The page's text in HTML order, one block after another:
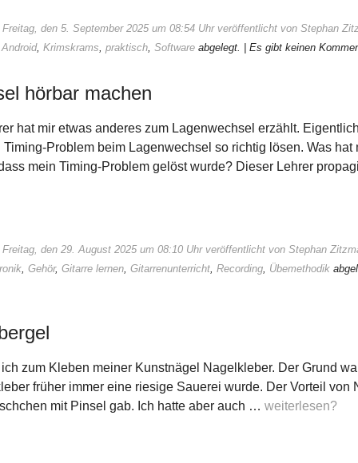
den 5. September 2025 um 08:54 Uhr veröffentlicht von Stephan
Android, Krimskrams praktisch Software abgelegt. | Es gibt keinen
hörbar machen
hat mir etwas anderes zum Lagenwechsel erzählt.
Problem beim Lagenwechsel so richtig lösen. Was hat
mein Timing-Problem gelöst wurde? Dieser Lehrer
den 29. August 2025 um 08:10 Uhr veröffentlicht von Stephan
Gehör, Gitarre lernen Gitarrenunterricht Recording Übemethodik
zum Kleben meiner Kunstnägel Nagelkleber. Der Grund
früher immer eine riesige Sauerei wurde. Der Vorteil von
mit Pinsel gab. Ich hatte aber auch … weiterlesen?